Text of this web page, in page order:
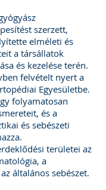
szerzett,
elméleti és
a társállatok
és kezelése terén.
felvételt nyert a
Egyesületbe.
folyamatosan
és a
és sebészeti
területei az
a
általános sebészet.